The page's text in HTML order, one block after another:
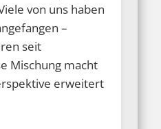
von uns haben
–
seit
Mischung macht
erweitert